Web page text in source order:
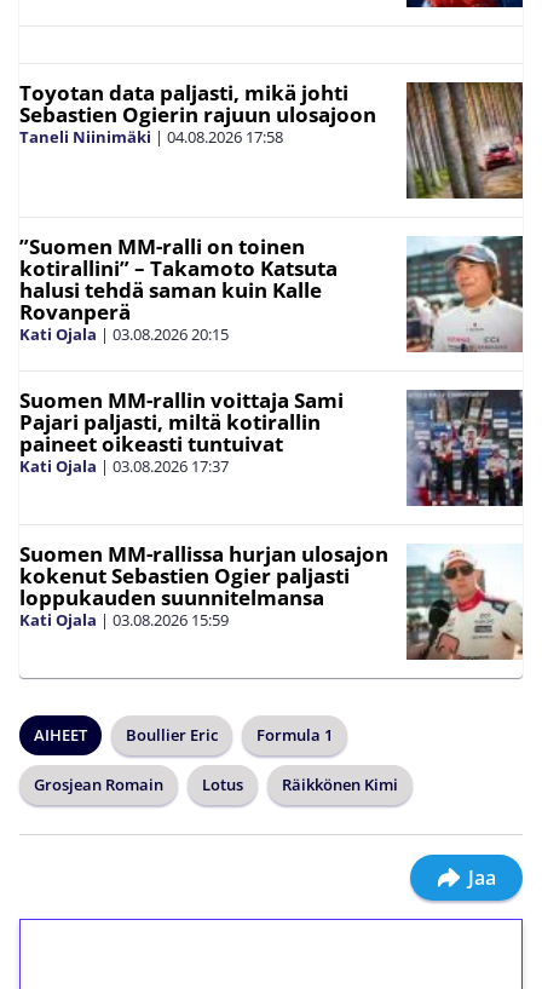
Toyotan data paljasti, mikä johti
Sebastien Ogierin rajuun ulosajoon
Taneli Niinimäki | 04.08.2026 17:58
”Suomen MM-ralli on toinen
kotirallini” – Takamoto Katsuta
halusi tehdä saman kuin Kalle
Rovanperä
Kati Ojala | 03.08.202620:15
Suomen MM-rallin voittaja Sami
Pajari paljasti, miltä kotirallin
paineet oikeasti tuntuivat
Kati Ojala | 03.08.2026 17:37
Suomen MM-rallissa hurjan ulosajon
kokenut Sebastien Ogier paljasti
loppukauden suunnitelmansa
Kati Ojala | 03.08.2026 15:59
AIHEET Boullier Eric Formula 1
Grosjean Romain Lotus Räikkönen Kimi
Jaa